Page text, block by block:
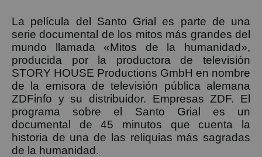
La película del Santo Grial es parte de una
serie documental de los mitos más grandes del
mundo llamada «Mitos de la humanidad»,
producida por la productora de televisión
STORY HOUSE Productions GmbH en nombre
de la emisora ​​de televisión pública alemana
ZDFinfo y su distribuidor. Empresas ZDF. El
programa sobre el Santo Grial es un
documental de 45 minutos que cuenta la
historia de una de las reliquias más sagradas
de la humanidad.